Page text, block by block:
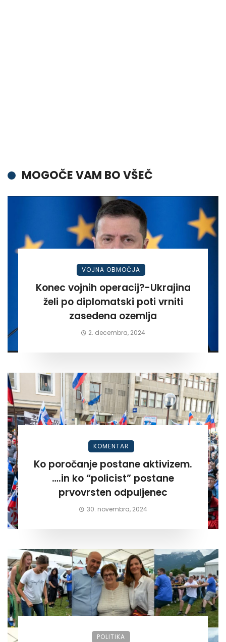
MOGOČE VAM BO VŠEČ
VOJNA OBMOČJA
Konec vojnih operacij?-Ukrajina
želi po diplomatski poti vrniti
zasedena ozemlja
2. decembra, 2024
KOMENTAR
Ko poročanje postane aktivizem.
….in ko “policist” postane
prvovrsten odpuljenec
30. novembra, 2024
POLITIKA